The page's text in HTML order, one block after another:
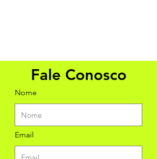
Fale Conosco
Nome
Email